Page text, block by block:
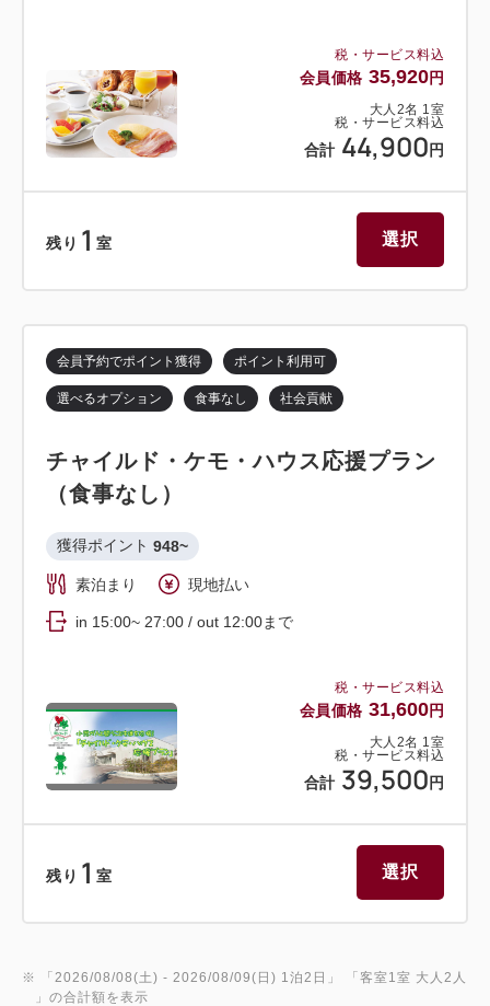
税・サービス料込
会員価格 35,920円
大人 2名 1 室
税・サービス料込
合計 44,900円
残り 1 室 選択
税・サービス料込
会員価格 31,600円
大人 2名 1 室
税・サービス料込
合計 39,500円
会員予約でポイント獲得 ポイント利用可
選べるオプション 食事なし 社会貢献
チャイルド・ケモ・ハウス応援プラン
（食事なし）
獲得ポイント 948~
素泊まり 現地払い
in 15:00~ 27:00 / out 12:00まで
残り 1 室 選択
※ 「 2026/08/08(土) - 2026/08/09(日) 1泊2日 」 「客室1室 大人2人
」の合計額を表示